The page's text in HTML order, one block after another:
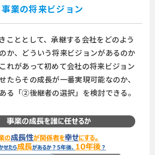
業の将来ビジョン
こととして、承継する会社をどのよう
か、どういう将来ビジョンがあるのか
れがあって初めて会社の将来ビジョン
たらその成長が一番実現可能なのか、
る「②後継者の選択」を検討できる。